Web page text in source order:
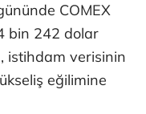
COMEX
bin 242 dolar
istihdam verisinin
eğilimine